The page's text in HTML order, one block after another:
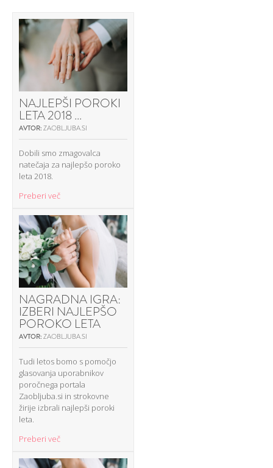
NAJLEPŠI POROKI
LETA 2018 ...
AVTOR:ZAOBLJUBA.SI
Dobili smo zmagovalca
natečaja za najlepšo poroko
leta 2018.
Preberi več
NAGRADNA IGRA:
IZBERI NAJLEPŠO
POROKO LETA
AVTOR:ZAOBLJUBA.SI
Tudi letos bomo s pomočjo
glasovanja uporabnikov
poročnega portala
Zaobljuba.si in strokovne
žirije izbrali najlepši poroki
leta.
Preberi več